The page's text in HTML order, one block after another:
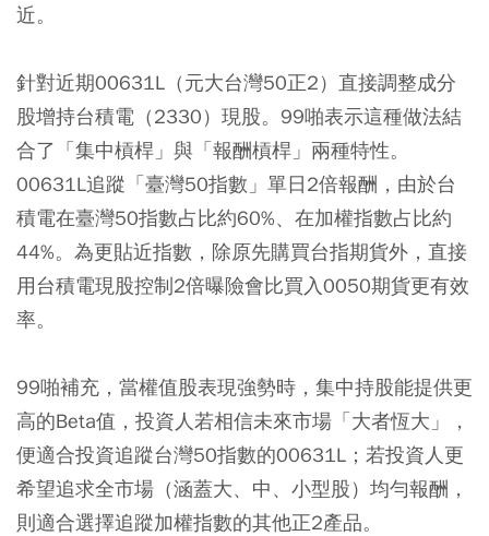
近。
針對近期00631L（元大台灣50正2）直接調整成分
股增持台積電（2330）現股。99啪表示這種做法結
合了「集中槓桿」與「報酬槓桿」兩種特性。
00631L追蹤「臺灣50指數」單日2倍報酬，由於台
積電在臺灣50指數占比約60%、在加權指數占比約
44%。為更貼近指數，除原先購買台指期貨外，直接
用台積電現股控制2倍曝險會比買入0050期貨更有效
率。
99啪補充，當權值股表現強勢時，集中持股能提供更
高的Beta值，投資人若相信未來市場「大者恆大」，
便適合投資追蹤台灣50指數的00631L；若投資人更
希望追求全市場（涵蓋大、中、小型股）均勻報酬，
則適合選擇追蹤加權指數的其他正2產品。